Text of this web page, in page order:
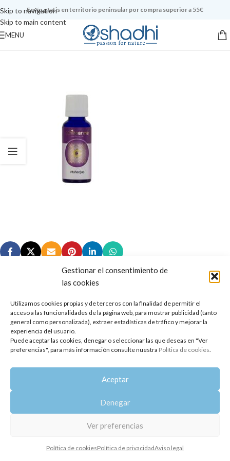
Gestionar el consentimiento de
las cookies
Utilizamos cookies propias y de terceros con la finalidad de permitir el
acceso a las funcionalidades de la página web, para mostrar publicidad (tanto
general como personalizada), extraer estadísticas de tráfico y mejorar la
experiencia del usuario.
Puede aceptar las cookies, denegar o seleccionar las que deseas en "Ver
preferencias", para más información consulte nuestra Política de cookies.
Aceptar
Denegar
Ver preferencias
Política de cookiesPolítica de privacidadAviso legal
Skip to navigation
Skip to main content
Envío gratis en territorio peninsular por compra superior a 55€
MENU
Copyright 2014-2025 Oshadhi España
Todos los derechos reservados.
Política de privacidad | Aviso legal | Política de cookies